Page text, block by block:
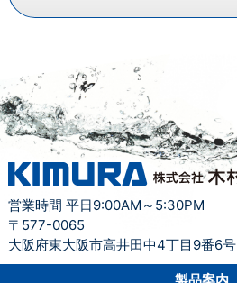
営業時間 平日9:00AM～5:30PM
〒577-0065
大阪府東大阪市高井田中4丁目9番6号